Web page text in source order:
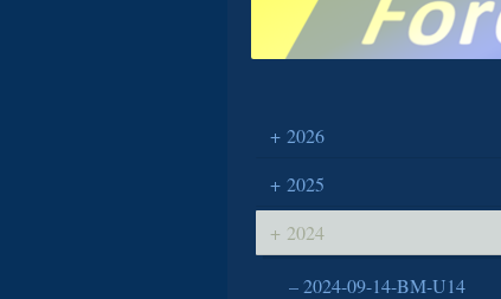
2026
2025
2024
2024-09-14-BM-U14